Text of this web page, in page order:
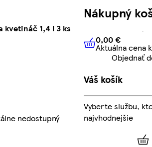
kvetináč 1,4 l 3 ks
nedostupný
Nákupný
0,00 €
0,00 €
Aktuálna cena
Objednať
Váš košík
Vyberte službu,
najvhodnejšie